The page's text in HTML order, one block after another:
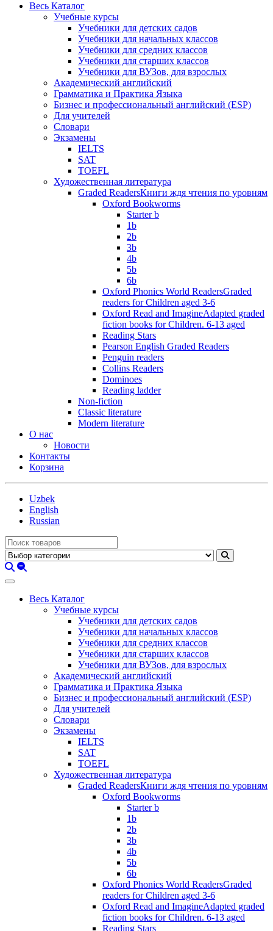
Весь Каталог
Учебные курсы
Учебники для детских садов
Учебники для начальных классов
Учебники для средних классов
Учебники для старших классов
Учебники для ВУЗов, для взрослых
Академический английский
Грамматика и Практика Языка
Бизнес и профессиональный английский (ESP)
Для учителей
Словари
Экзамены
IELTS
SAT
TOEFL
Художественная литература
Graded ReadersКниги ждя чтения по уровням
Oxford Bookworms
Starter b
1b
2b
3b
4b
5b
6b
Oxford Phonics World ReadersGraded
readers for Children aged 3-6
Oxford Read and ImagineAdapted graded
fiction books for Children. 6-13 aged
Reading Stars
Pearson English Graded Readers
Penguin readers
Collins Readers
Dominoes
Reading ladder
Non-fiction
Classic literature
Modern literature
О нас
Новости
Контакты
Корзина
Uzbek
English
Russian
Весь Каталог
Учебные курсы
Учебники для детских садов
Учебники для начальных классов
Учебники для средних классов
Учебники для старших классов
Учебники для ВУЗов, для взрослых
Академический английский
Грамматика и Практика Языка
Бизнес и профессиональный английский (ESP)
Для учителей
Словари
Экзамены
IELTS
SAT
TOEFL
Художественная литература
Graded ReadersКниги ждя чтения по уровням
Oxford Bookworms
Starter b
1b
2b
3b
4b
5b
6b
Oxford Phonics World ReadersGraded
readers for Children aged 3-6
Oxford Read and ImagineAdapted graded
fiction books for Children. 6-13 aged
Reading Stars